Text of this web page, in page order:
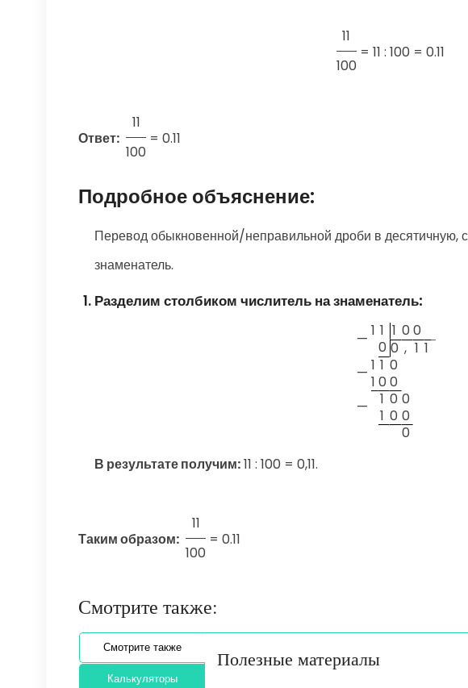
11
100
= 11 : 100 = 0.11
Ответ:
11
100
= 0.11
Подробное объяснение:
Перевод обыкновенной/неправильной дроби в десятичную,
знаменатель.
Разделим столбиком числитель на знаменатель:
— 1 1 1 0 0
0 0 , 1 1
— 1 1 0
1 0 0
—
1 0 0
1 0 0
0
В результате получим:11 : 100 = 0,11.
Таким образом:
11
100
= 0.11
Смотрите также:
Смотрите также
Калькуляторы
Полезные материалы